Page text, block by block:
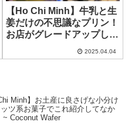
【Ho Chi Minh】牛乳と生
姜だけの不思議なプリン！
お店がグレードアップして
2025.04.04
Minh】お土産に良さげな小分け
ツ系お菓子でこれ紹介してなか
~ Coconut Wafer